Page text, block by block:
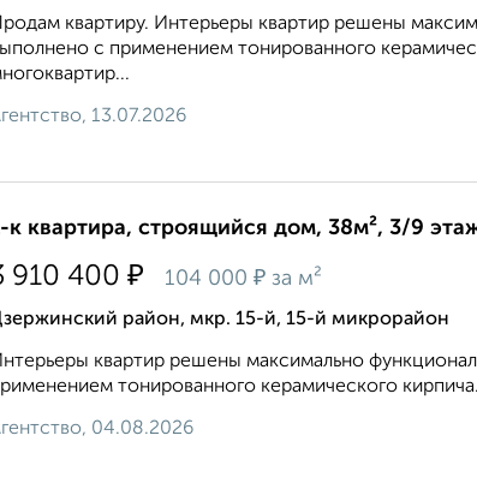
квартиру. Интерьеры квартир решены
с применением тонированного
13.07.2026
к квартира, строящийся дом, 38м², 3/9
910 400 ₽ 104 000 ₽ за м²
район, мкр. 15-й, 15-й микрорайон
квартир решены максимально
тонированного керамического
04.08.2026